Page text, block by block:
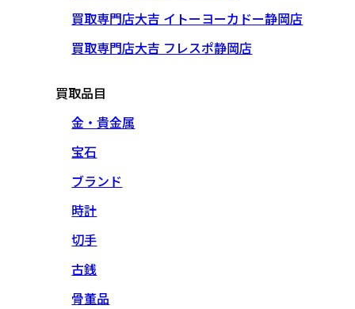
買取専門店大吉 イトーヨーカドー静岡店
買取専門店大吉 フレスポ静岡店
買取品目
金・貴金属
宝石
ブランド
時計
切手
古銭
骨董品